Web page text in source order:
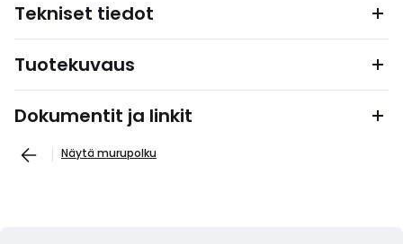
Tekniset tiedot
Tuotekuvaus
Dokumentit ja linkit
Näytä murupolku